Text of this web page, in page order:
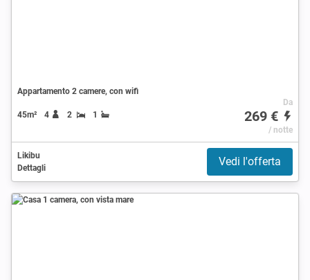
Appartamento 2 camere, con wifi
45m² 4 2 1
Da
269 €
/ notte
Likibu
Dettagli
Vedi l'offerta